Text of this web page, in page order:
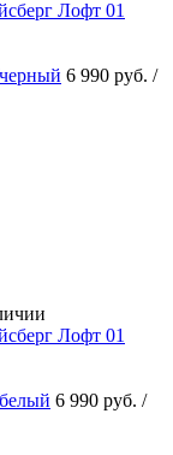
6 990 руб. /
6 990 руб. /